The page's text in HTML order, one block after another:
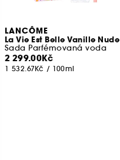
LANCÔME
La Vie Est Belle Vanille Nude
Sada Parfémovaná voda
2 299.00Kč
1 532.67Kč / 100ml